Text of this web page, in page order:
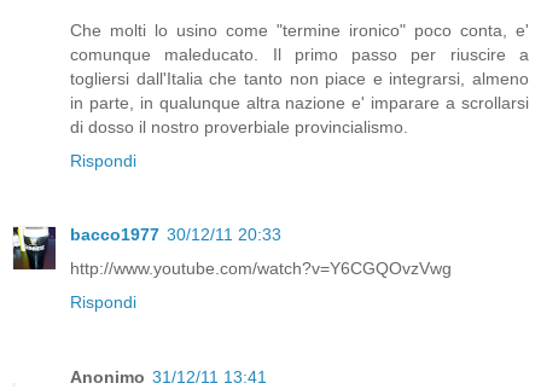
Che molti lo usino come "termine ironico" poco conta, e'
comunque maleducato. Il primo passo per riuscire a
togliersi dall'Italia che tanto non piace e integrarsi, almeno
in parte, in qualunque altra nazione e' imparare a scrollarsi
di dosso il nostro proverbiale provincialismo.
Rispondi
bacco1977 30/12/11 20:33
http://www.youtube.com/watch?v=Y6CGQOvzVwg
Rispondi
Anonimo 31/12/11 13:41